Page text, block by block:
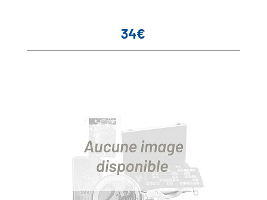
Prix
34€